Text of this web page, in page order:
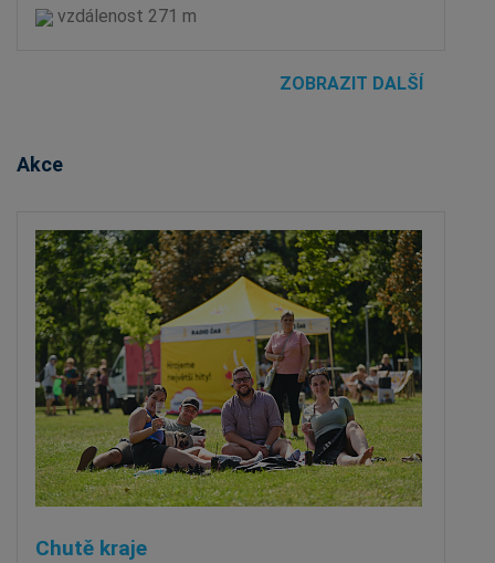
vzdálenost 271 m
ZOBRAZIT DALŠÍ
Akce
Chutě kraje